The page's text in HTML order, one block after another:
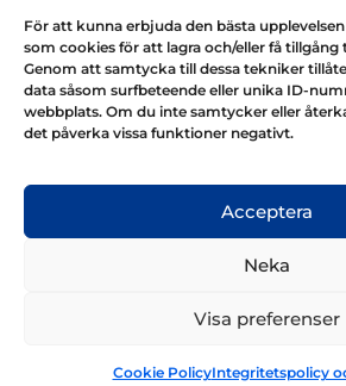
För att kunna erbjuda den bästa
som cookies för att lagra och/eller få
Genom att samtycka till dessa tekniker
data såsom surfbeteende eller unika ID-
webbplats. Om du inte samtycker eller
det påverka vissa funktioner negativt.
Acceptera
Neka
Visa preferenser
Cookie PolicyIntegritetspolicy
Teknik & utrustning
Varumärken
Akvarium & sump
Nyhetsbrev